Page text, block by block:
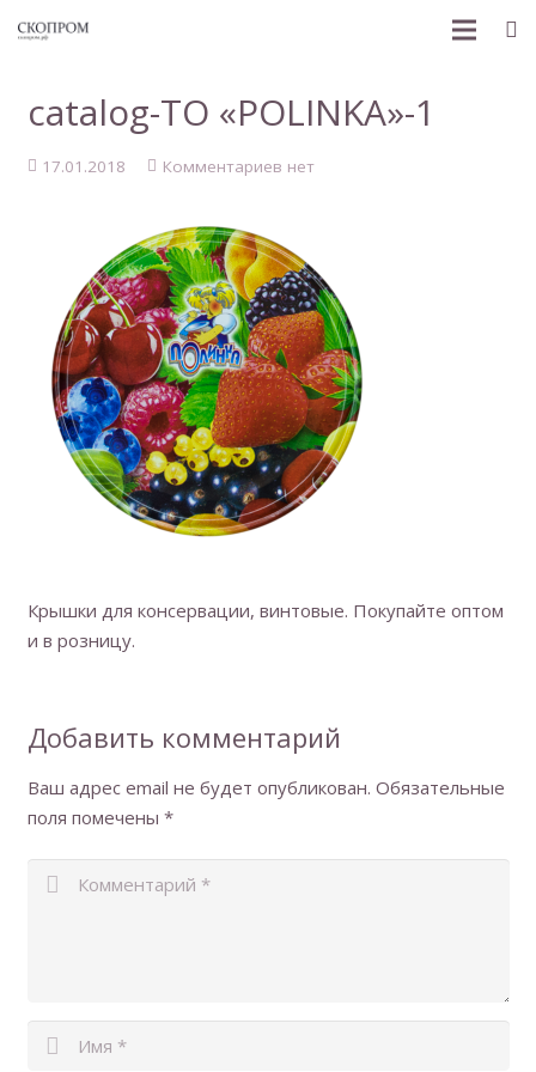
ПРОДУКЦИЯ
ДОКУМЕНТЫ
ХОЗЯЙКЕ НА ЗАМЕТКУ
КОНТАКТЫ
catalog-TO «POLINKA»-1
17.01.2018 Комментариев нет
Крышки для консервации, винтовые. Покупайте оптом
и в розницу.
Добавить комментарий
Ваш адрес email не будет опубликован. Обязательные
поля помечены *